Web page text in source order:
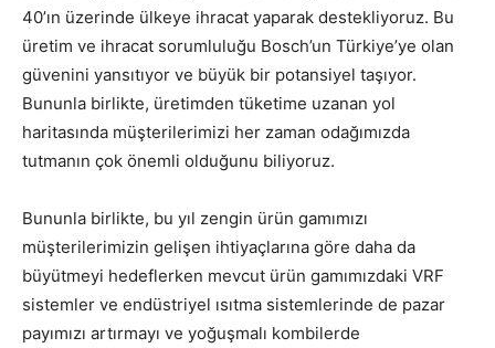
40’ın üzerinde ülkeye ihracat yaparak destekliyoruz. Bu
üretim ve ihracat sorumluluğu Bosch’un Türkiye’ye olan
güvenini yansıtıyor ve büyük bir potansiyel taşıyor.
Bununla birlikte, üretimden tüketime uzanan yol
haritasında müşterilerimizi her zaman odağımızda
tutmanın çok önemli olduğunu biliyoruz.
Bununla birlikte, bu yıl zengin ürün gamımızı
müşterilerimizin gelişen ihtiyaçlarına göre daha da
büyütmeyi hedeflerken mevcut ürün gamımızdaki VRF
sistemler ve endüstriyel ısıtma sistemlerinde de pazar
payımızı artırmayı ve yoğuşmalı kombilerde